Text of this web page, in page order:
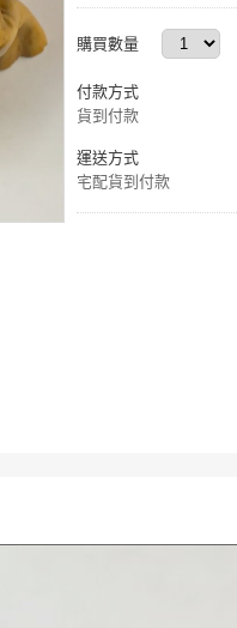
購買數量
付款方式
貨到付款
運送方式
宅配貨到付款